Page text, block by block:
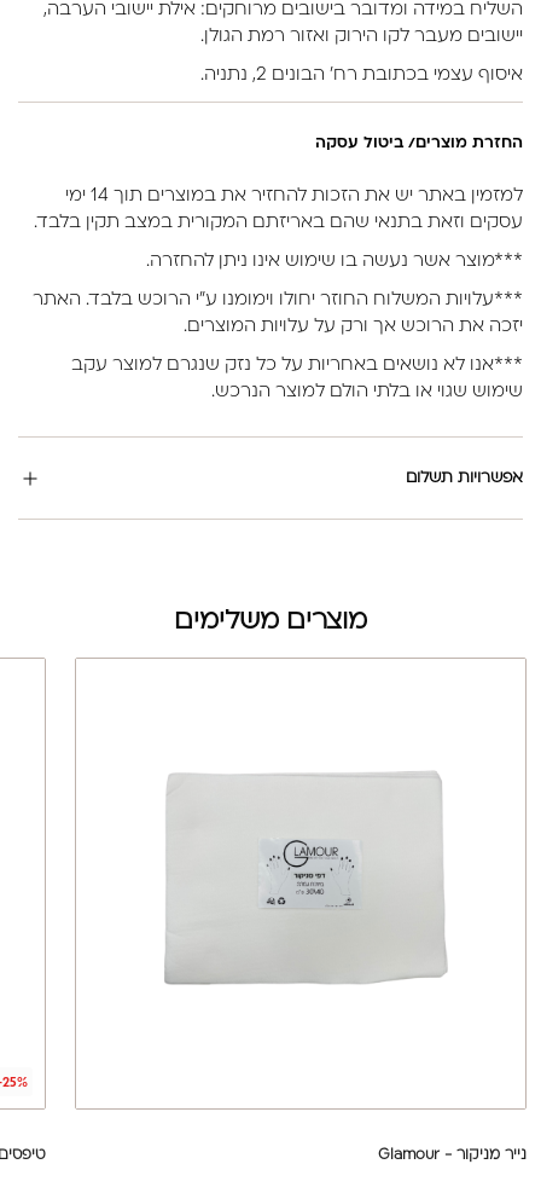
השליח במידה ומדובר בישובים מרוחקים: אילת יישובי הערבה,
יישובים מעבר לקו הירוק ואזור רמת הגולן.
איסוף עצמי בכתובת רח’ הבונים 2, נתניה.
החזרת מוצרים/ ביטול עסקה
למזמין באתר יש את הזכות להחזיר את במוצרים תוך 14 ימי
עסקים וזאת בתנאי שהם באריזתם המקורית במצב תקין בלבד.
***מוצר אשר נעשה בו שימוש אינו ניתן להחזרה.
***עלויות המשלוח החוזר יחולו וימומנו ע”י הרוכש בלבד. האתר
יזכה את הרוכש אך ורק על עלויות המוצרים.
***אנו לא נושאים באחריות על כל נזק שנגרם למוצר עקב
שימוש שגוי או בלתי הולם למוצר הנרכש.
אפשרויות תשלום
מוצרים משלימים
נייר מניקור - Glamour טיפסים